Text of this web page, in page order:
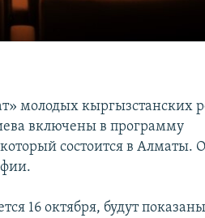
молодых кыргызстанских
включены в программу
состоится в Алматы.
16 октября, будут